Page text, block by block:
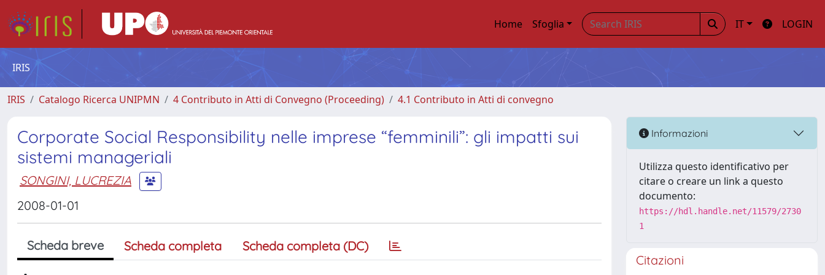
Home Sfoglia IT LOGIN
IRIS
IRIS Catalogo Ricerca UNIPMN 4 Contributo in Atti di Convegno (Proceeding) 4.1 Contributo in Atti di convegno
Corporate Social Responsibility nelle imprese “femminili”: gli impatti sui
sistemi manageriali
SONGINI, LUCREZIA
2008-01-01
Scheda breve Scheda completa Scheda completa (DC)
Informazioni
Utilizza questo identificativo per
citare o creare un link a questo
documento:
https://hdl.handle.net/11579/2730
1
Citazioni